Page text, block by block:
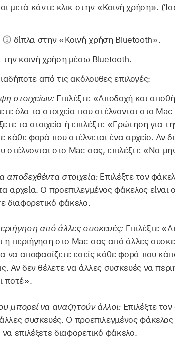
μετά κάντε κλικ στην «Κοινή χρήση».
δίπλα στην «Κοινή χρήση Bluetooth».
την κοινή χρήση μέσω Bluetooth.
από τις ακόλουθες επιλογές:
στοιχείων:Επιλέξτε «Αποδοχή και
όλα τα στοιχεία που στέλνονται στο
τα στοιχεία ή επιλέξτε «Ερώτηση για
κάθε φορά που στέλνεται ένα αρχείο. Αν
στέλνονται στο Mac σας, επιλέξτε «Να
αποδεχθέντα στοιχεία:Επιλέξτε τον
αρχεία. Ο προεπιλεγμένος φάκελος είναι
διαφορετικό φάκελο.
από άλλες συσκευές: Επιλέξτε
η περιήγηση στο Mac σας από άλλες
να αποφασίζετε εσείς κάθε φορά που
Αν δεν θέλετε να άλλες συσκευές να
ποτέ».
μπορεί να αναζητούν άλλοι: Επιλέξτε
συσκευές. Ο προεπιλεγμένος
επιλέξετε διαφορετικό φάκελο.